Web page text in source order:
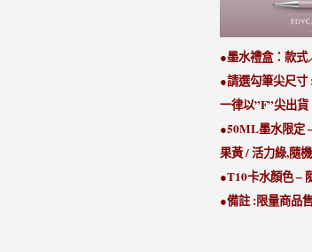
●墨水禮盒：款
●請選勾筆尖尺
一律以”F”尖出貨
●50ML墨水限定
果黃 / 活力綠,隨
●T10卡水顏色 –
●備註 :限量商品